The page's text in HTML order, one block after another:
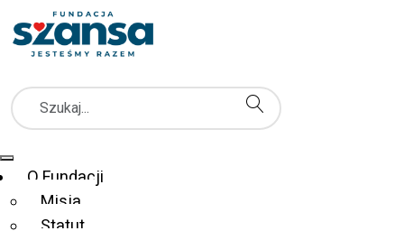
Szukaj
Menu Główne
O Fundacji
Misja
Statut